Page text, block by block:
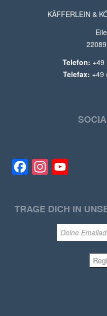
KÄFFERLEIN &
Telefon: +49
Telefax: +49
Facebook
TRAGE DICH IN